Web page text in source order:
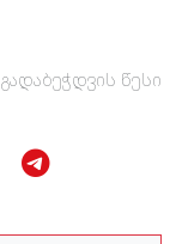
გადაბეჭდვის წესი